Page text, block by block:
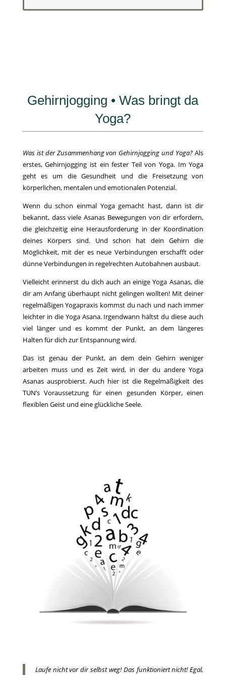
Gehirnjogging • Was bringt da
Yoga?
Was ist der Zusammenhang von Gehirnjogging und Yoga? Als
erstes, Gehirnjogging ist ein fester Teil von Yoga. Im Yoga
geht es um die Gesundheit und die Freisetzung von
körperlichen, mentalen und emotionalen Potenzial.
Wenn du schon einmal Yoga gemacht hast, dann ist dir
bekannt, dass viele Asanas Bewegungen von dir erfordern,
die gleichzeitig eine Herausforderung in der Koordination
deines Körpers sind. Und schon hat dein Gehirn die
Möglichkeit, mit der es neue Verbindungen erschafft oder
dünne Verbindungen in regelrechten Autobahnen ausbaut.
Vielleicht erinnerst du dich auch an einige Yoga Asanas, die
dir am Anfang überhaupt nicht gelingen wollten! Mit deiner
regelmäßigen Yogapraxis kommst du nach und nach immer
leichter in die Yoga Asana. Irgendwann hältst du diese auch
viel länger und es kommt der Punkt, an dem längeres
Halten für dich zur Entspannung wird.
Das ist genau der Punkt, an dem dein Gehirn weniger
arbeiten muss und es Zeit wird, in der du andere Yoga
Asanas ausprobierst. Auch hier ist die Regelmäßigkeit des
TUN’s Voraussetzung für einen gesunden Körper, einen
flexiblen Geist und eine glückliche Seele.
Laufe nicht vor dir selbst weg! Das funktioniert nicht! Egal,